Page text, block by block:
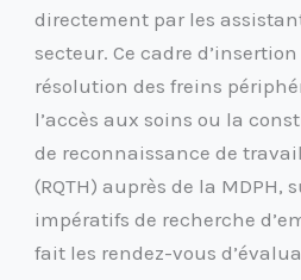
directement par les
secteur. Ce cadre
résolution des freins
l’accès aux soins ou la
de reconnaissance de
(RQTH) auprès de la MDPH,
impératifs de recherche
fait les rendez-vous